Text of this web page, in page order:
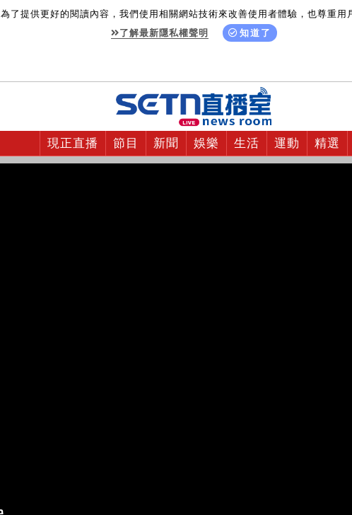
為了提供更好的閱讀內容，我們使用相關網站技術來改善使用者體驗，也尊重用
了解最新隱私權聲明
知道了
現正直播 節目 新聞 娛樂 生活 運動 精選